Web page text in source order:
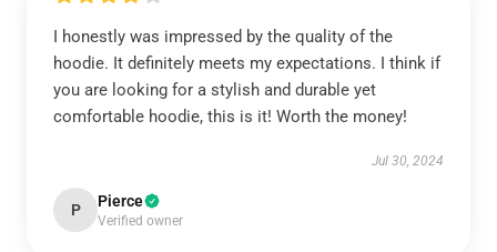
I honestly was impressed by the quality of the
hoodie. It definitely meets my expectations. I think if
you are looking for a stylish and durable yet
comfortable hoodie, this is it! Worth the money!
Jul 30, 2024
P Pierce
Verified owner